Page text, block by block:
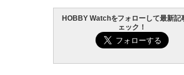
HOBBY Watchをフォローして最新記
ェック！